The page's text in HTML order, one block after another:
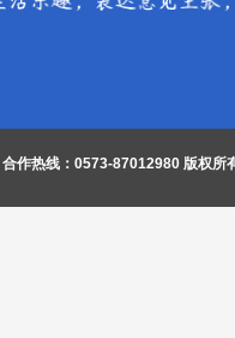
合作热线：0573-87012980 版权所